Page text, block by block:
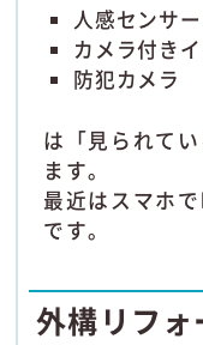
人感センサ
カメラ付き
防犯カメラ
は「見られて
ます。
最近はスマホ
です。
外構リフ